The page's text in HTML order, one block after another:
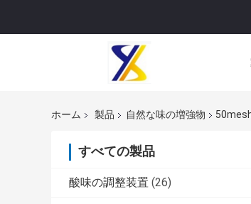
ホーム 製品 自然な味の増強物
すべての製品
酸味の調整装置 (26)